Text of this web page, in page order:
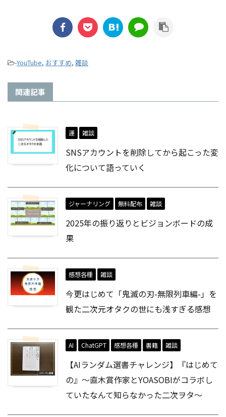
-YouTube, おすすめ, 雑談
関連記事
運 雑談
SNSアカウントを削除してから起こった変
化について語っていく
ジャーナリング 無料配布 雑談
2025年の振り返りとビジョンボードの成
果
感想各種 雑談
今更はじめて「鬼滅の刃-無限列車編-」を
観た二次元オタクの世にも浅すぎる感想
AI ChatGPT 感想各種 書籍 雑談
【AIランダム選書チャレンジ】『はじめて
の』～直木賞作家とYOASOBIがコラボし
ていたなんて知らなかった二次ヲタ～